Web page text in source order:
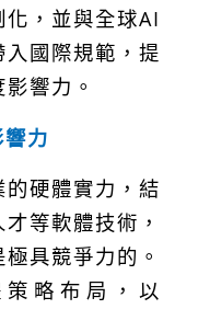
化，並與全球AI
國際規範，提
響力。
響力
硬體實力，結
等軟體技術，
具競爭力的。
略布局，以